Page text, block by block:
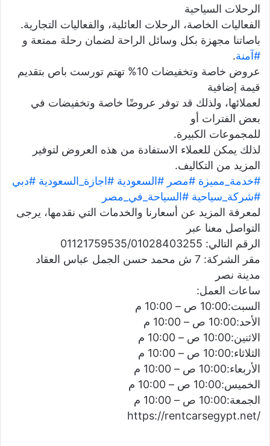
الرحلات السياحية
الفعاليات الخاصة، الرحلات العائلية، والفعاليات التجارية.
باصاتنا مجهزة بكل وسائل الراحة لضمان رحلة ممتعة و
#آمنة.
عروض خاصة وتخفيضات 10% تهتم تورست باص بتقديم
قيمة إضافية
لعملائها، ولذلك قد توفر عروضًا خاصة وتخفيضات في
بعض الفترات أو
للمجموعات الكبيرة.
لذلك يمكن للعملاء الاستفادة من هذه العروض لتوفير
المزيد من التكاليف.
#خدمة_مميزة #مصر #السعودية #اجازة_السعودية #دبي
#شركة_سياحية #السياحة_في_مصر
لمعرفة المزيد عن أسعارنا والخدمات التي نقدمها، يرجى
التواصل معنا عبر
الرقم التالي: 01121759535/01028403255
مقر الشركة: 7 ش محمد حسن الجمل عباس العقاد
مدينة نصر
ساعات العمل:
السبت:10:00 ص – 10:00 م
الأحد:10:00 ص – 10:00 م
الاثنين:10:00 ص – 10:00 م
الثلاثاء:10:00 ص – 10:00 م
الأربعاء:10:00 ص – 10:00 م
الخميس:10:00 ص – 10:00 م
الجمعة:10:00 ص – 10:00 م
https://rentcarsegypt.net/